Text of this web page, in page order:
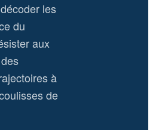
les
du
aux
à
de